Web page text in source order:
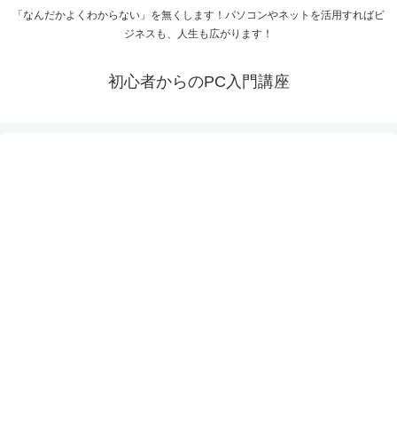
「なんだかよくわからない」を無くします！パソコンやネットを活用すればビ
ジネスも、人生も広がります！
初心者からのPC入門講座